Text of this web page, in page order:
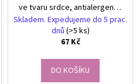
ve tvaru srdce, antialergenní,
bez niklu a chromu
Skladem. Expedujeme do 5 prac.
dnů (>5 ks)
67 Kč
DO KOŠÍKU